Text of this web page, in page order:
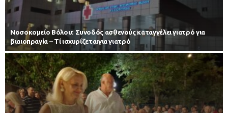
Νοσοκομείο Βόλου: Συνοδός ασθενούς καταγγέλει γιατρό για
βιαιοπραγία – Τί ισχυρίζεταιγια γιατρό